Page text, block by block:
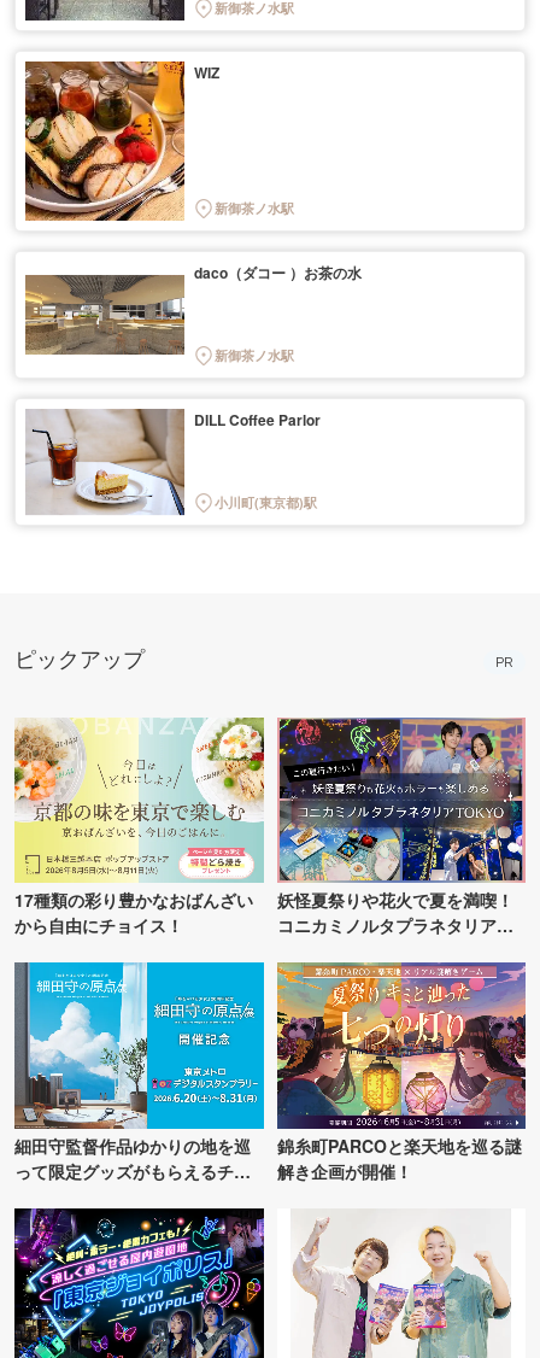
新御茶ノ水駅
WIZ
新御茶ノ水駅
daco（ダコー ）お茶の水
新御茶ノ水駅
DILL Coffee Parlor
小川町(東京都)駅
ピックアップ PR
17種類の彩り豊かなおばんざい
から自由にチョイス！
妖怪夏祭りや花火で夏を満喫！
コニカミノルタプラネタリア
細田守監督作品ゆかりの地を巡
って限定グッズがもらえるチャ
錦糸町PARCOと楽天地を巡る謎
解き企画が開催！